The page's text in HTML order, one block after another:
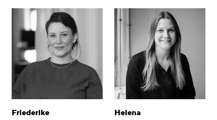
Friederike
Helena